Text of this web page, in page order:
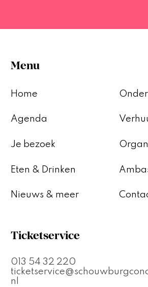
Menu
Home
Agenda
Je bezoek
Eten & Drinken
Nieuws & meer
Ticketservice
013 54 32 220
nl